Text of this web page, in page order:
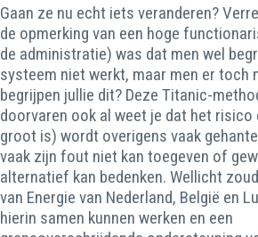
Gaan ze nu echt iets veranderen?
de opmerking van een hoge
de administratie) was dat men wel
systeem niet werkt, maar men er toch
begrijpen jullie dit? Deze Titanic-
doorvaren ook al weet je dat het risico
groot is) wordt overigens vaak
vaak zijn fout niet kan toegeven of
alternatief kan bedenken. Wellicht
van Energie van Nederland, België en
hierin samen kunnen werken en een